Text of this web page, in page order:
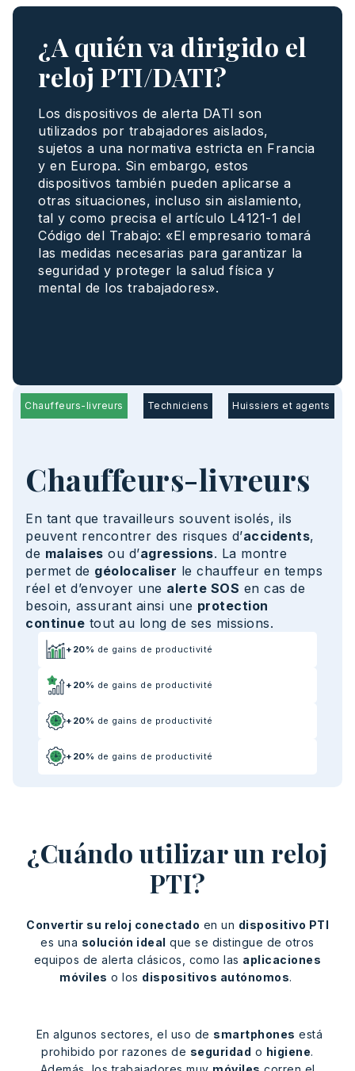
¿A quién va dirigido el
reloj PTI/DATI?
Los dispositivos de alerta DATI son
utilizados por trabajadores aislados,
sujetos a una normativa estricta en Francia
y en Europa. Sin embargo, estos
dispositivos también pueden aplicarse a
otras situaciones, incluso sin aislamiento,
tal y como precisa el artículo L4121-1 del
Código del Trabajo: «El empresario tomará
las medidas necesarias para garantizar la
seguridad y proteger la salud física y
mental de los trabajadores».
Chauffeurs-livreurs Techniciens Huissiers et agents
Chauffeurs-livreurs
En tant que travailleurs souvent isolés, ils
peuvent rencontrer des risques d’accidents,
de malaises ou d’agressions. La montre
permet de géolocaliser le chauffeur en temps
réel et d’envoyer une alerte SOS en cas de
besoin, assurant ainsi une protection
continue tout au long de ses missions.
+20% de gains de productivité
+20% de gains de productivité
+20% de gains de productivité
+20% de gains de productivité
¿Cuándo utilizar un reloj
PTI?
Convertir su reloj conectado en un dispositivo PTI
es una solución ideal que se distingue de otros
equipos de alerta clásicos, como las aplicaciones
móviles o los dispositivos autónomos.
En algunos sectores, el uso de smartphones está
prohibido por razones de seguridad o higiene.